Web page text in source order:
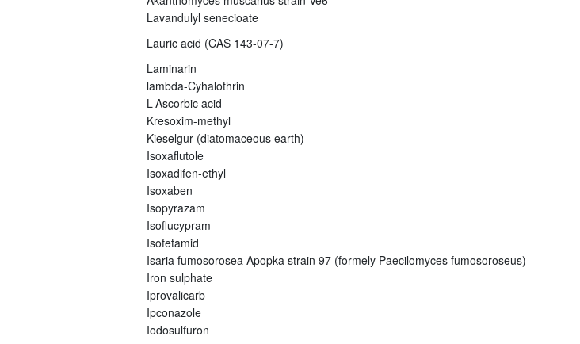
Lavandulyl senecioate
Lauric acid (CAS 143-07-7)
Laminarin
lambda-Cyhalothrin
L-Ascorbic acid
Kresoxim-methyl
Kieselgur (diatomaceous earth)
Isoxaflutole
Isoxadifen-ethyl
Isoxaben
Isopyrazam
Isoflucypram
Isofetamid
Isaria fumosorosea Apopka strain 97 (formely Paecilomyces fumosoroseus)
Iron sulphate
Iprovalicarb
Ipconazole
Iodosulfuron